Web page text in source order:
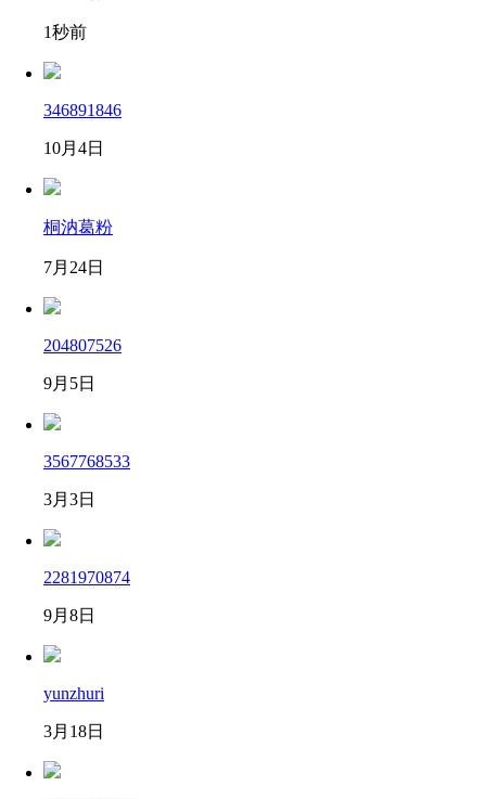
1秒前
346891846
10月4日
桐汭葛粉
7月24日
204807526
9月5日
3567768533
3月3日
2281970874
9月8日
yunzhuri
3月18日